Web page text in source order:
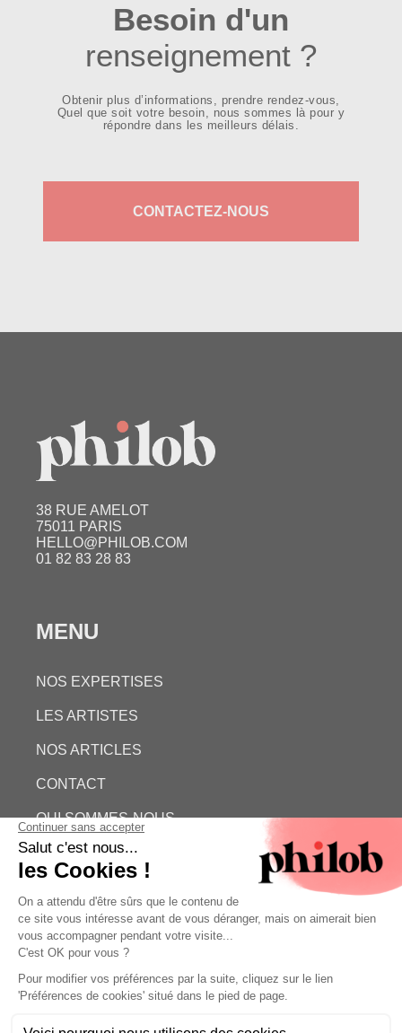
Besoin d'un
renseignement ?
Obtenir plus d’informations, prendre rendez-vous,
Quel que soit votre besoin, nous sommes là pour y
répondre dans les meilleurs délais.
CONTACTEZ-NOUS
38 RUE AMELOT
75011 PARIS
HELLO@PHILOB.COM
01 82 83 28 83
MENU
NOS EXPERTISES
LES ARTISTES
NOS ARTICLES
CONTACT
QUI SOMMES-NOUS
ESTIMATION GRATUITE
PHILOB
MENTIONS LÉGALES